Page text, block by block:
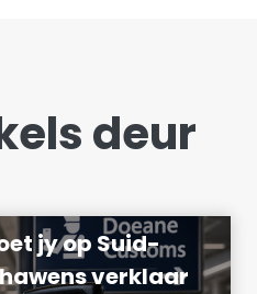
deur
jy op Suid-
verklaar